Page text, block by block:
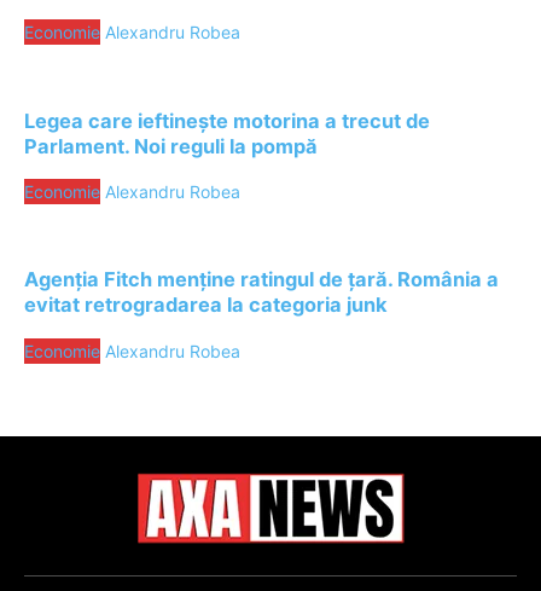
Economie Alexandru Robea
Legea care ieftinește motorina a trecut de
Parlament. Noi reguli la pompă
Economie Alexandru Robea
Agenția Fitch menține ratingul de țară. România a
evitat retrogradarea la categoria junk
Economie Alexandru Robea